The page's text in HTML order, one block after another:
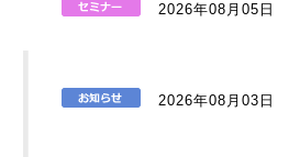
2026年08月05日
2026年08月03日